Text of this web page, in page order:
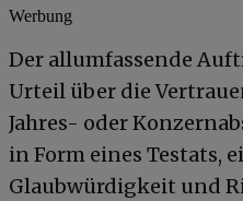
Werbung
Der allumfassende
Urteil über die
Jahres- oder
in Form eines Testats,
Glaubwürdigkeit und